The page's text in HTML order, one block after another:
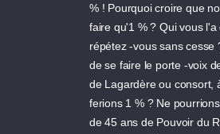
% ! Pourquoi croire que
faire qu'1 % ? Qui vous
répétez -vous sans cesse
de se faire le porte -voix
de Lagardère ou consort,
ferions 1 % ? Ne
de 45 ans de Pouvoir du